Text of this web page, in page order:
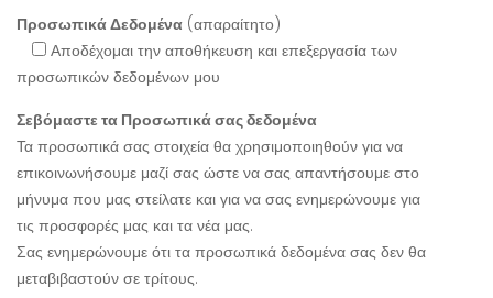
Προσωπικά Δεδομένα (απαραίτητο)
Αποδέχομαι την αποθήκευση και επεξεργασία των
προσωπικών δεδομένων μου
Σεβόμαστε τα Προσωπικά σας δεδομένα
Τα προσωπικά σας στοιχεία θα χρησιμοποιηθούν για να
επικοινωνήσουμε μαζί σας ώστε να σας απαντήσουμε στο
μήνυμα που μας στείλατε και για να σας ενημερώνουμε για
τις προσφορές μας και τα νέα μας.
Σας ενημερώνουμε ότι τα προσωπικά δεδομένα σας δεν θα
μεταβιβαστούν σε τρίτους.